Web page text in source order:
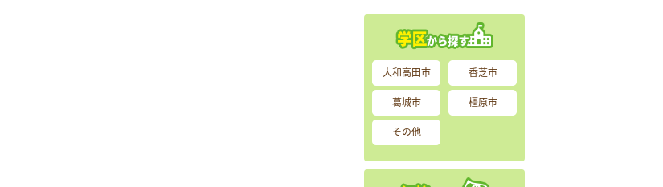
大和高田市 香芝市
葛城市 橿原市
その他